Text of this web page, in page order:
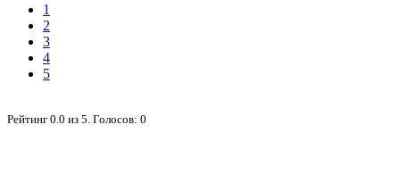
1
2
3
4
5
Рейтинг 0.0 из 5 . Голосов: 0